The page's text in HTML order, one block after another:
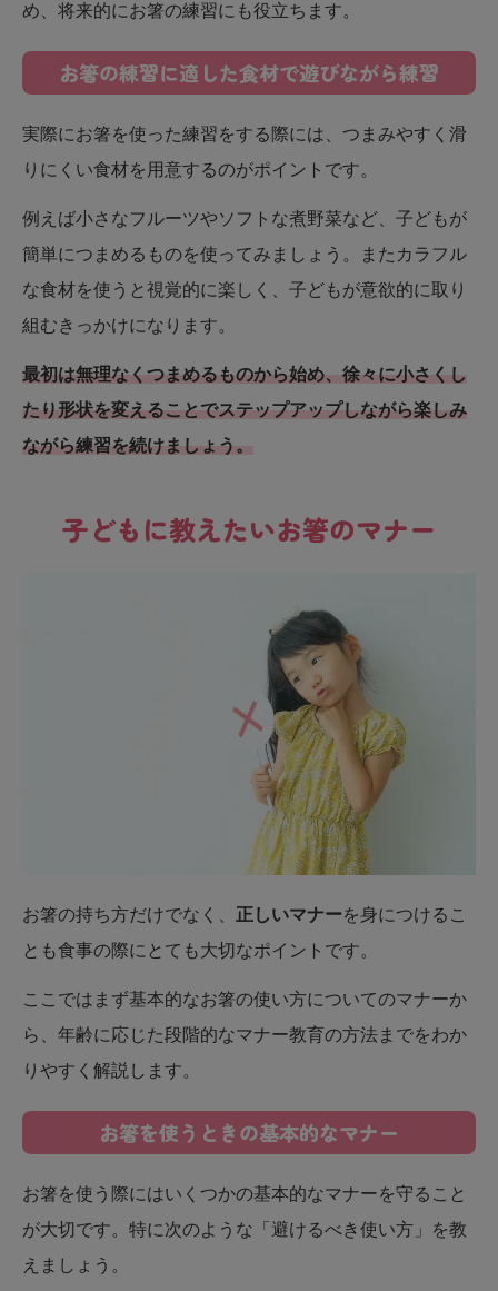
め、将来的にお箸の練習にも役立ちます。
お箸の練習に適した食材で遊びながら練習
実際にお箸を使った練習をする際には、つまみやすく滑
りにくい食材を用意するのがポイントです。
例えば小さなフルーツやソフトな煮野菜など、子どもが
簡単につまめるものを使ってみましょう。またカラフル
な食材を使うと視覚的に楽しく、子どもが意欲的に取り
組むきっかけになります。
最初は無理なくつまめるものから始め、徐々に小さくし
たり形状を変えることでステップアップしながら楽しみ
ながら練習を続けましょう。
子どもに教えたいお箸のマナー
お箸の持ち方だけでなく、 正しいマナーを身につけるこ
とも食事の際にとても大切なポイントです。
ここではまず基本的なお箸の使い方についてのマナーか
ら、年齢に応じた段階的なマナー教育の方法までをわか
りやすく解説します。
お箸を使うときの基本的なマナー
お箸を使う際にはいくつかの基本的なマナーを守ること
が大切です。特に次のような「避けるべき使い方」を教
えましょう。